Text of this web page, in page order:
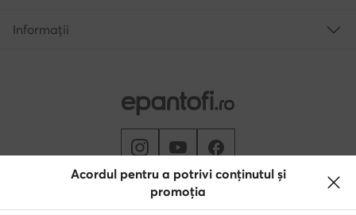
Schimbă țara: Rumunia (RO)
Informații
Acordul pentru a potrivi conținutul și
promoția